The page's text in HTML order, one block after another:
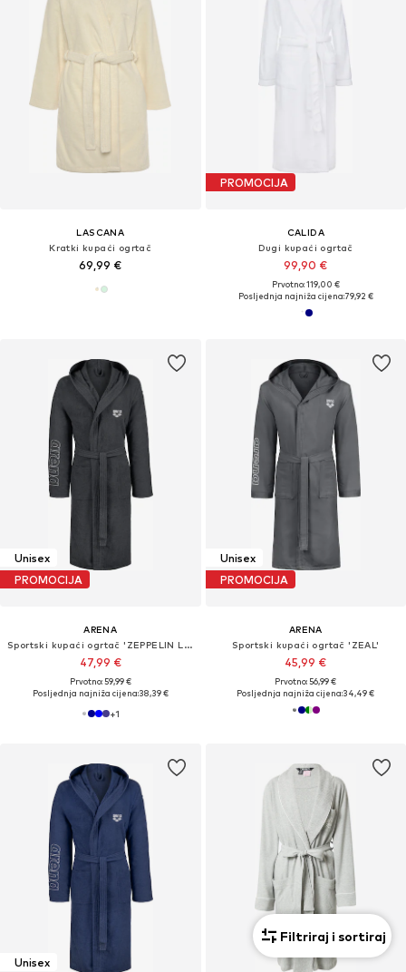
LASCANA
Kratki kupaći ogrtač
69,99 €
PROMOCIJA
CALIDA
Dugi kupaći ogrtač
99,90 €
Prvotno: 119,00 €
Posljednja najniža cijena:79,92 €
Unisex
PROMOCIJA
ARENA
Sportski kupaći ogrtač 'ZEPPELIN LIGHT'
47,99 €
Prvotno: 59,99 €
Posljednja najniža cijena:38,39 €
+1
Unisex
PROMOCIJA
ARENA
Sportski kupaći ogrtač 'ZEAL'
45,99 €
Prvotno: 56,99 €
Posljednja najniža cijena:34,49 €
Unisex
Filtriraj i sortiraj